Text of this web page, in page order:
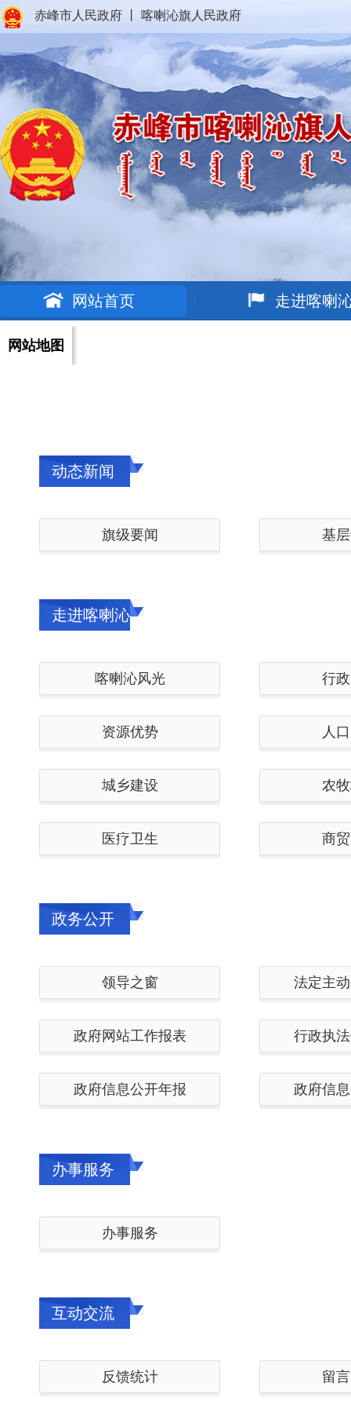
赤峰市人民政府 喀喇沁旗人民政府
网站首页 走进喀喇
网站地图
动态新闻
旗级要闻 基
走进喀喇沁
喀喇沁风光 行
资源优势 人
城乡建设 农
医疗卫生 商
政务公开
领导之窗 法定主
政府网站工作报表 行政执
政府信息公开年报 政府信
办事服务
办事服务
互动交流
反馈统计 留